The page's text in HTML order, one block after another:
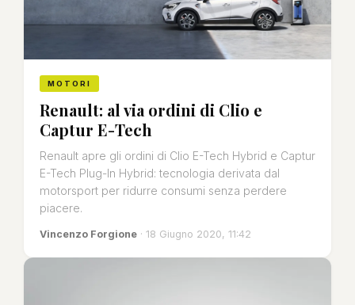
MOTORI
Renault: al via ordini di Clio e
Captur E-Tech
Renault apre gli ordini di Clio E-Tech Hybrid e Captur
E-Tech Plug-In Hybrid: tecnologia derivata dal
motorsport per ridurre consumi senza perdere
piacere.
Vincenzo Forgione · 18 Giugno 2020, 11:42